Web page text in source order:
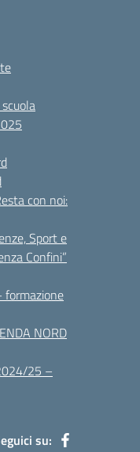
con noi:
Sport e
Confini”
formazione
NORD
25 –
su: